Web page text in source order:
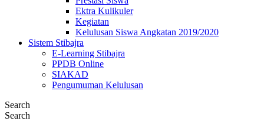
Ektra Kulikuler
Kegiatan
Kelulusan Siswa Angkatan 2019/2020
Sistem Stibajra
E-Learning Stibajra
PPDB Online
SIAKAD
Pengumuman Kelulusan
Search
Search